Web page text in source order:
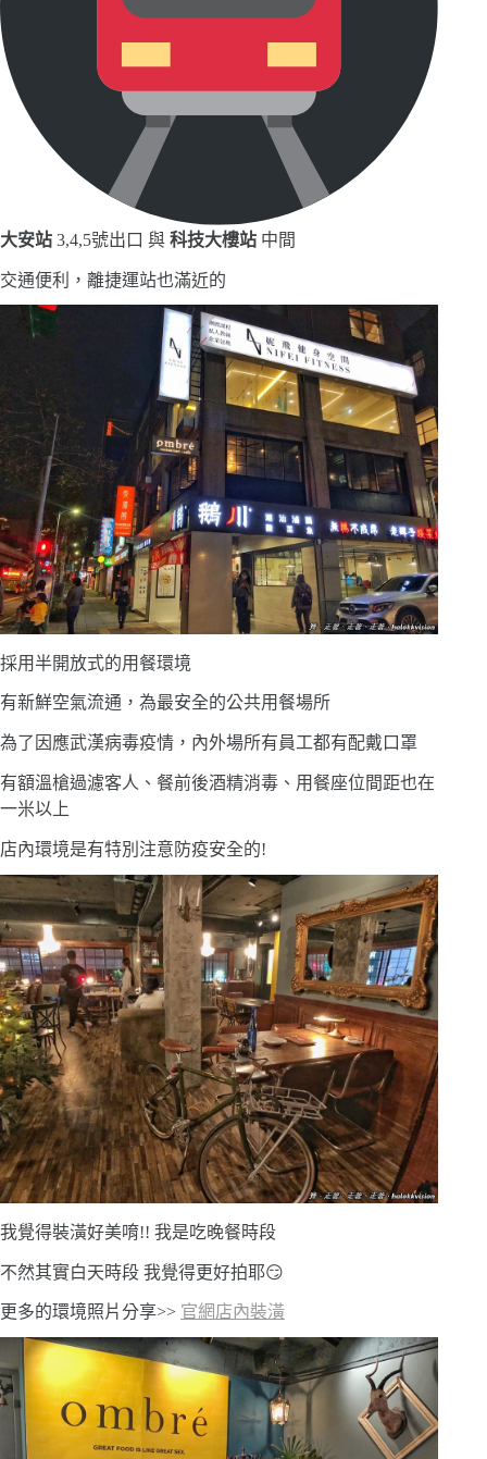
大安站 3,4,5號出口 與 科技大樓站 中間
交通便利，離捷運站也滿近的
採用半開放式的用餐環境
有新鮮空氣流通，為最安全的公共用餐場所
為了因應武漢病毒疫情，內外場所有員工都有配戴口罩
有額溫槍過濾客人、餐前後酒精消毒、用餐座位間距也在
一米以上
店內環境是有特別注意防疫安全的!
我覺得裝潢好美唷!! 我是吃晚餐時段
不然其實白天時段 我覺得更好拍耶😏
更多的環境照片分享>> 官網店內裝潢